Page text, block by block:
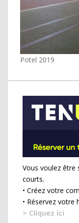
Potel 2019
Vous voulez être
courts.
• Créez votre
• Réservez votre
> Cliquez ici